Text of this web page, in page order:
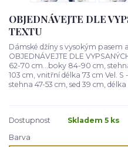
OBJEDNÁVEJTE DLE
TEXTU
Dámské džíny s vysokým pasem
OBJEDNÁVEJTE DLE
62-70 cm...boky 84-90 cm,
103 cm, vnitřní délka 73 cm Vel.
stehna 47-53 cm, sed 39 cm, délka
Dostupnost
Skladem 5 ks
Barva